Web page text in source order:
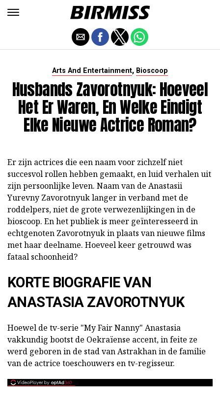
Arts And Entertainment, Bioscoop
Husbands Zavorotnyuk: Hoeveel
Het Er Waren, En Welke Eindigt
Elke Nieuwe Actrice Roman?
Er zijn actrices die een naam voor zichzelf niet
succesvol rollen hebben gemaakt, en luid verhalen uit
zijn persoonlijke leven. Naam van de Anastasii
Yurevny Zavorotnyuk langer in verband met de
roddelpers, niet de grote verwezenlijkingen in de
bioscoop. En het publiek is meer geïnteresseerd in
echtgenoten Zavorotnyuk in plaats van nieuwe films
met haar deelname. Hoeveel keer getrouwd was
fataal schoonheid?
KORTE BIOGRAFIE VAN
ANASTASIA ZAVOROTNYUK
Hoewel de tv-serie "My Fair Nanny" Anastasia
vakkundig bootst de Oekraïense accent, in feite ze
werd geboren in de stad van Astrakhan in de familie
van de actrice toeschouwers en tv-regisseur.